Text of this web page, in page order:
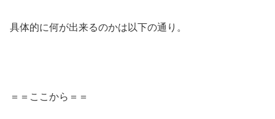
具体的に何が出来るのかは以下の通り。
＝＝ここから＝＝